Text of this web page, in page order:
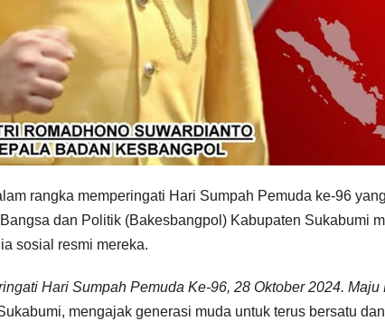
rangka memperingati Hari Sumpah Pemuda ke-96
dan Politik (Bakesbangpol) Kabupaten Sukabumi
sosial resmi mereka.
Hari Sumpah Pemuda Ke-96, 28 Oktober 2024.
mengajak generasi muda untuk terus bersatu